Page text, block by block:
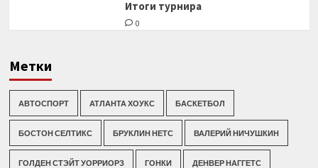
Итоги турнира
0
Метки
АВТОСПОРТ АТЛАНТА ХОУКС БАСКЕТБОЛ
БОСТОН СЕЛТИКС БРУКЛИН НЕТС ВАЛЕРИЙ НИЧУШКИН
ГОЛДЕН СТЭЙТ УОРРИОРЗ ГОНКИ ДЕНВЕР НАГГЕТС